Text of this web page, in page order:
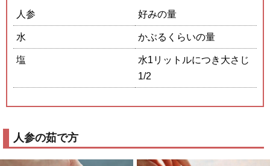
人参 好みの量
水 かぶるくらいの量
塩
水1リットルにつき大さじ
1/2
人参の茹で方